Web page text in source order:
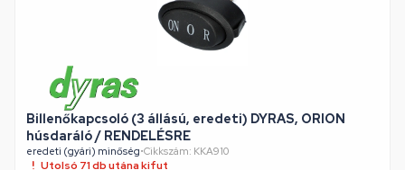
Billenőkapcsoló (3 állású, eredeti) DYRAS, ORION
húsdaráló / RENDELÉSRE
eredeti (gyári) minőség•Cikkszám: KKA910
Utolsó 71 db utána kifut